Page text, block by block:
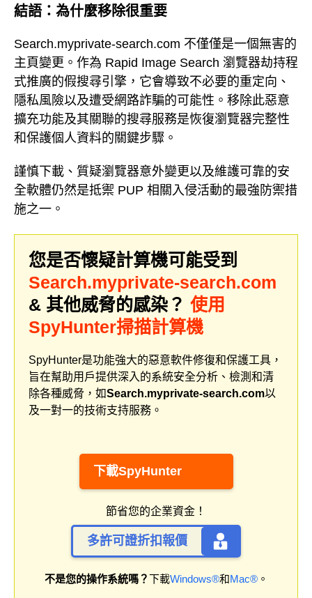
結語：為什麼移除很重要
Search.myprivate-search.com 不僅僅是一個無害的
主頁變更。作為 Rapid Image Search 瀏覽器劫持程
式推廣的假搜尋引擎，它會導致不必要的重定向、
隱私風險以及遭受網路詐騙的可能性。移除此惡意
擴充功能及其關聯的搜尋服務是恢復瀏覽器完整性
和保護個人資料的關鍵步驟。
謹慎下載、質疑瀏覽器意外變更以及維護可靠的安
全軟體仍然是抵禦 PUP 相關入侵活動的最強防禦措
施之一。
您是否懷疑計算機可能受到
Search.myprivate-search.com
& 其他威脅的感染？ 使用
SpyHunter掃描計算機
SpyHunter是功能強大的惡意軟件修復和保護工具，
旨在幫助用戶提供深入的系統安全分析、檢測和清
除各種威脅，如Search.myprivate-search.com以
及一對一的技術支持服務。
下載SpyHunter
節省您的企業資金！
多許可證折扣報價
不是您的操作系統嗎？下載Windows®和Mac®。